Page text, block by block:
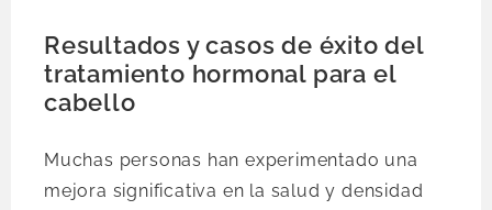
Resultados y casos de éxito del
tratamiento hormonal para el
cabello
Muchas personas han experimentado una
mejora significativa en la salud y densidad